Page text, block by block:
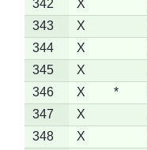
342 X
343
X
344
X
345
X
346
X *
347
X
348
X